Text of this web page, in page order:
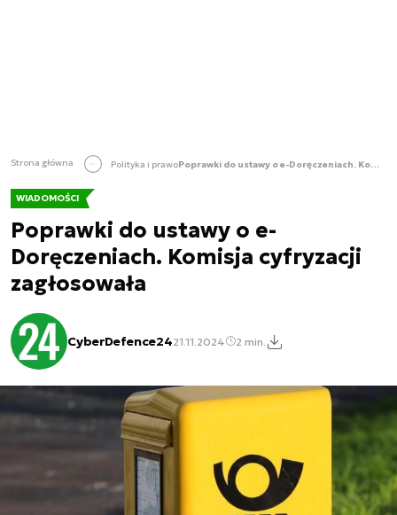
Strona główna Polityka i prawo Poprawki do ustawy o e-Doręczeniach. Komisja cyfryzacji zagłosowała
WIADOMOŚCI
Poprawki do ustawy o e-
Doręczeniach. Komisja cyfryzacji
zagłosowała
CyberDefence2421.11.2024 2 min.